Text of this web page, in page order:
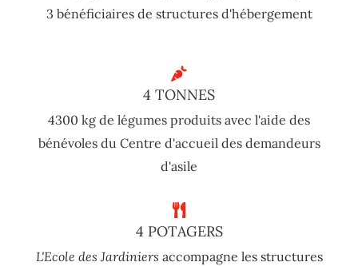
3 bénéficiaires de structures d'hébergement
4 TONNES
4300 kg de légumes produits avec l'aide des
bénévoles du Centre d'accueil des demandeurs
d'asile
4 POTAGERS
L'Ecole des Jardiniers accompagne les structures